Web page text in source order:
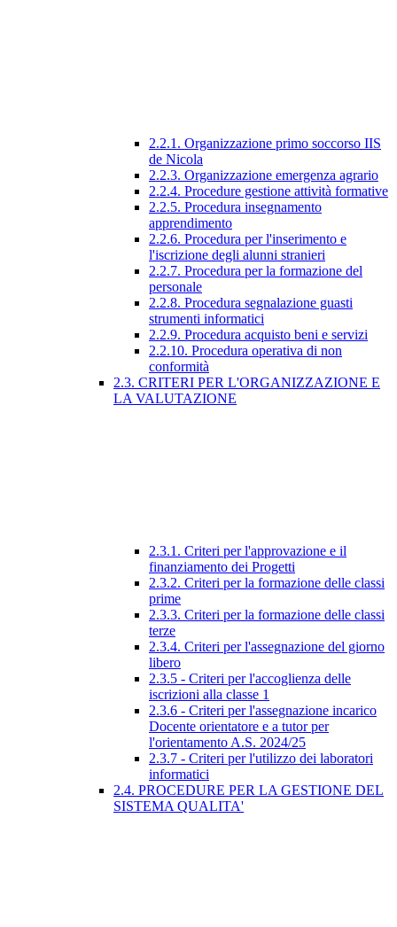
2.2.1. Organizzazione primo soccorso IIS
de Nicola
2.2.3. Organizzazione emergenza agrario
2.2.4. Procedure gestione attività formative
2.2.5. Procedura insegnamento
apprendimento
2.2.6. Procedura per l'inserimento e
l'iscrizione degli alunni stranieri
2.2.7. Procedura per la formazione del
personale
2.2.8. Procedura segnalazione guasti
strumenti informatici
2.2.9. Procedura acquisto beni e servizi
2.2.10. Procedura operativa di non
conformità
2.3. CRITERI PER L'ORGANIZZAZIONE E
LA VALUTAZIONE
2.3.1. Criteri per l'approvazione e il
finanziamento dei Progetti
2.3.2. Criteri per la formazione delle classi
prime
2.3.3. Criteri per la formazione delle classi
terze
2.3.4. Criteri per l'assegnazione del giorno
libero
2.3.5 - Criteri per l'accoglienza delle
iscrizioni alla classe 1
2.3.6 - Criteri per l'assegnazione incarico
Docente orientatore e a tutor per
l'orientamento A.S. 2024/25
2.3.7 - Criteri per l'utilizzo dei laboratori
informatici
2.4. PROCEDURE PER LA GESTIONE DEL
SISTEMA QUALITA'